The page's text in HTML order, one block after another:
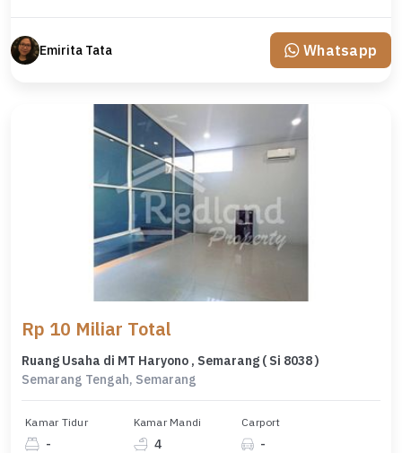
Emirita Tata Whatsapp
Rp 10 Miliar Total
Ruang Usaha di MT Haryono , Semarang ( Si 8038 )
Semarang Tengah, Semarang
Kamar Tidur
-
Kamar Mandi
4
Carport
-